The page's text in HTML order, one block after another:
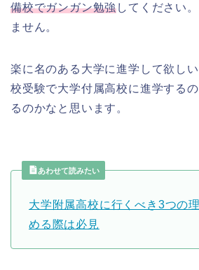
備校でガンガン勉強してください
ません。
楽に名のある大学に進学して欲し
校受験で大学付属高校に進学する
るのかなと思います。
あわせて読みたい
大学附属高校に行くべき3つの
める際は必見